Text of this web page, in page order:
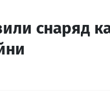
снаряд